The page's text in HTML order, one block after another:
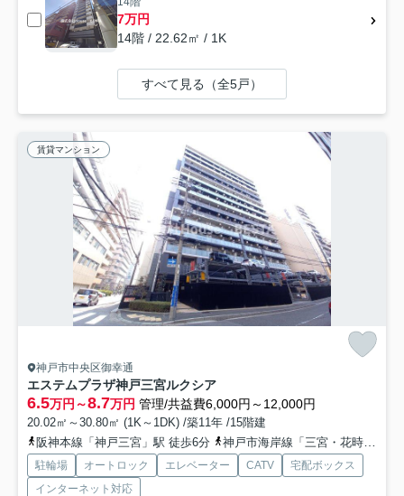
7万円
14階 / 22.62㎡ / 1K
すべて見る（全5戸）
賃貸マンション
神戸市中央区御幸通
エステムプラザ神戸三宮ルクシア
6.5万円～8.7万円 管理/共益費6,000円～12,000円
20.02㎡～30.80㎡ (1K～1DK) /築11年 /15階建
阪神本線「神戸三宮」駅 徒歩6分
神戸市海岸線「三宮・花時計前」駅 徒歩7分
駐輪場 オートロック エレベーター CATV
宅配ボックス
インターネット対応